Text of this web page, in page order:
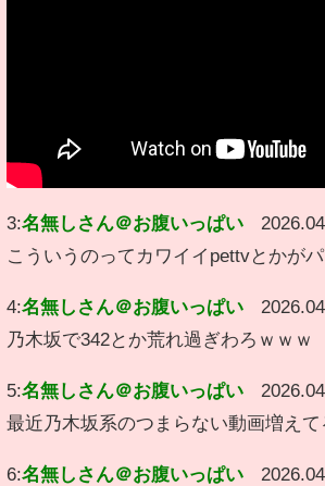
3:名無しさん＠お腹いっぱい
こういうのってカワイイpettvとかが
4:名無しさん＠お腹いっぱい
乃木坂で342とか荒れ過ぎわろｗｗｗ
5:名無しさん＠お腹いっぱい
最近乃木坂系のつまらない動画増えて
6:名無しさん＠お腹いっぱい